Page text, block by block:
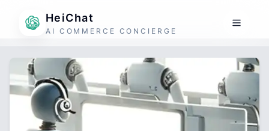
HeiChat
AI COMMERCE CONCIERGE